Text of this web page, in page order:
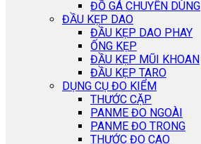
ĐỒ GÁ CHUYÊN DÙNG
ĐẦU KẸP DAO
ĐẦU KẸP DAO PHAY
ỐNG KẸP
ĐẦU KẸP MŨI KHOAN
ĐẦU KẸP TARO
DỤNG CỤ ĐO KIỂM
THƯỚC CẶP
PANME ĐO NGOÀI
PANME ĐO TRONG
THƯỚC ĐO CAO